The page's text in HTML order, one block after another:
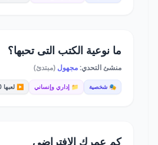
ما نوعية الكتب التى تحبها؟
منشئ التحدي:مجهول (مبتدئ)
🎭 شخصية 📁 إداري وإنساني ▶️ لعبها 160
كم عمرك الافتراضي